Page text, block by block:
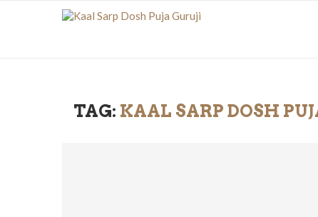
TAG: KAAL SARP DOSH